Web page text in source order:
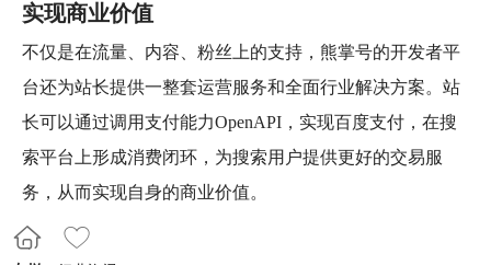
实现商业价值
不仅是在流量、内容、粉丝上的支持，熊掌号的开发者平
台还为站长提供一整套运营服务和全面行业解决方案。站
长可以通过调用支付能力OpenAPI，实现百度支付，在搜
索平台上形成消费闭环，为搜索用户提供更好的交易服
务，从而实现自身的商业价值。